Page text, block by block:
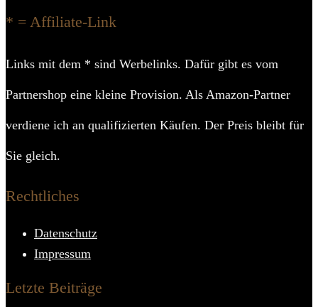
* = Affiliate-Link
Links mit dem * sind Werbelinks. Dafür gibt es vom
Partnershop eine kleine Provision. Als Amazon-Partner
verdiene ich an qualifizierten Käufen. Der Preis bleibt für
Sie gleich.
Rechtliches
Datenschutz
Impressum
Letzte Beiträge